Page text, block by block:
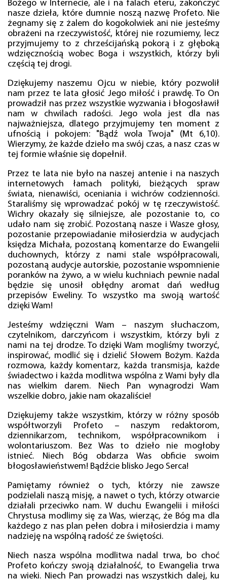
Bożego w Internecie, ale i na falach eteru, zakończyć
nasze dzieła, które dumnie noszą nazwę Profeto. Nie
żegnamy się z żalem do kogokolwiek ani nie jesteśmy
obrażeni na rzeczywistość, której nie rozumiemy, lecz
przyjmujemy to z chrześcijańską pokorą i z głęboką
wdzięcznością wobec Boga i wszystkich, którzy byli
częścią tej drogi.
Dziękujemy naszemu Ojcu w niebie, który pozwolił
nam przez te lata głosić Jego miłość i prawdę. To On
prowadził nas przez wszystkie wyzwania i błogosławił
nam w chwilach radości. Jego wola jest dla nas
najważniejsza, dlatego przyjmujemy ten moment z
ufnością i pokojem: "Bądź wola Twoja" (Mt 6,10).
Wierzymy, że każde dzieło ma swój czas, a nasz czas w
tej formie właśnie się dopełnił.
Przez te lata nie było na naszej antenie i na naszych
internetowych łamach polityki, bieżących spraw
świata, nienawiści, oceniania i wichrów codzienności.
Staraliśmy się wprowadzać pokój w tę rzeczywistość.
Wichry okazały się silniejsze, ale pozostanie to, co
udało nam się zrobić. Pozostaną nasze i Wasze głosy,
pozostanie przepowiadanie miłosierdzia w audycjach
księdza Michała, pozostaną komentarze do Ewangelii
duchownych, którzy z nami stale współpracowali,
pozostaną audycje autorskie, pozostanie wspomnienie
poranków na żywo, a w wielu kuchniach pewnie nadal
będzie się unosił obłędny aromat dań według
przepisów Eweliny. To wszystko ma swoją wartość
dzięki Wam!
Jesteśmy wdzięczni Wam – naszym słuchaczom,
czytelnikom, darczyńcom i wszystkim, którzy byli z
nami na tej drodze. To dzięki Wam mogliśmy tworzyć,
inspirować, modlić się i dzielić Słowem Bożym. Każda
rozmowa, każdy komentarz, każda transmisja, każde
świadectwo i każda modlitwa wspólna z Wami były dla
nas wielkim darem. Niech Pan wynagrodzi Wam
wszelkie dobro, jakie nam okazaliście!
Dziękujemy także wszystkim, którzy w różny sposób
współtworzyli Profeto – naszym redaktorom,
dziennikarzom, technikom, współpracownikom i
wolontariuszom. Bez Was to dzieło nie mogłoby
istnieć. Niech Bóg obdarza Was obficie swoim
błogosławieństwem! Bądźcie blisko Jego Serca!
Pamiętamy również o tych, którzy nie zawsze
podzielali naszą misję, a nawet o tych, którzy otwarcie
działali przeciwko nam. W duchu Ewangelii i miłości
Chrystusa modlimy się za Was, wierząc, że Bóg ma dla
każdego z nas plan pełen dobra i miłosierdzia i mamy
nadzieję na wspólną radość ze świętości.
Niech nasza wspólna modlitwa nadal trwa, bo choć
Profeto kończy swoją działalność, to Ewangelia trwa
na wieki. Niech Pan prowadzi nas wszystkich dalej, ku